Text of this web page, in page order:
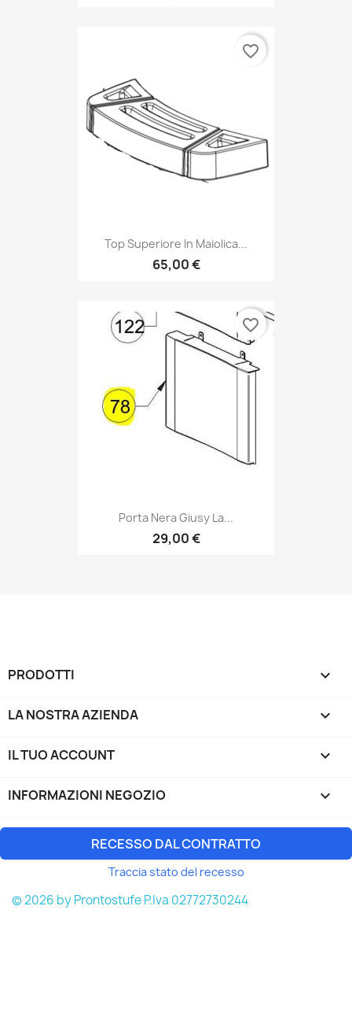
Top Superiore In Maiolica...
65,00 €
favorite_border
Porta Nera Giusy La...
29,00 €
favorite_border
PRODOTTI 
LA NOSTRA AZIENDA 
IL TUO ACCOUNT 
INFORMAZIONI NEGOZIO keyboard_arrow_down
RECESSO DAL CONTRATTO
Traccia stato del recesso
© 2026 by Prontostufe P.Iva 02772730244